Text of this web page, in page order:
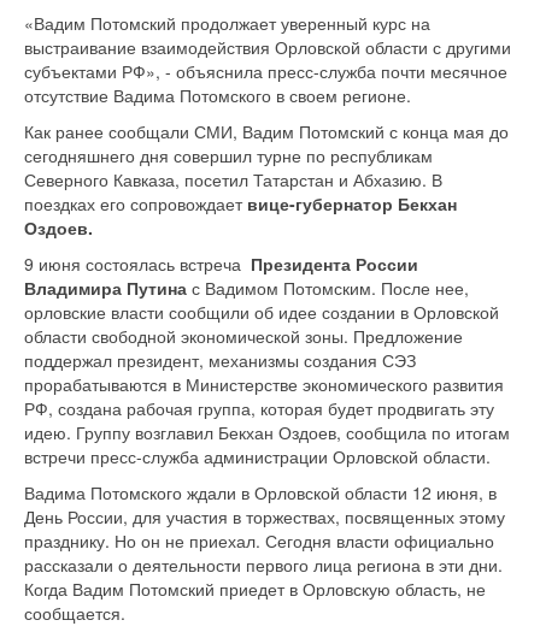
«Вадим Потомский продолжает уверенный курс на
выстраивание взаимодействия Орловской области с другими
субъектами РФ», - объяснила пресс-служба почти месячное
отсутствие Вадима Потомского в своем регионе.
Как ранее сообщали СМИ, Вадим Потомский с конца мая до
сегодняшнего дня совершил турне по республикам
Северного Кавказа, посетил Татарстан и Абхазию. В
поездках его сопровождает вице-губернатор Бекхан
Оздоев.
9 июня состоялась встреча Президента России
Владимира Путина с Вадимом Потомским. После нее,
орловские власти сообщили об идее создании в Орловской
области свободной экономической зоны. Предложение
поддержал президент, механизмы создания СЭЗ
прорабатываются в Министерстве экономического развития
РФ, создана рабочая группа, которая будет продвигать эту
идею. Группу возглавил Бекхан Оздоев, сообщила по итогам
встречи пресс-служба администрации Орловской области.
Вадима Потомского ждали в Орловской области 12 июня, в
День России, для участия в торжествах, посвященных этому
празднику. Но он не приехал. Сегодня власти официально
рассказали о деятельности первого лица региона в эти дни.
Когда Вадим Потомский приедет в Орловскую область, не
сообщается.